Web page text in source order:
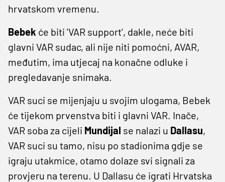
hrvatskom vremenu.
Bebek će biti 'VAR support', dakle, neće biti
glavni VAR sudac, ali nije niti pomoćni, AVAR,
međutim, ima utjecaj na konačne odluke i
pregledavanje snimaka.
VAR suci se mijenjaju u svojim ulogama, Bebek
će tijekom prvenstva biti i glavni VAR. Inače,
VAR soba za cijeli Mundijal se nalazi u Dallasu,
VAR suci su tamo, nisu po stadionima gdje se
igraju utakmice, otamo dolaze svi signali za
provjeru na terenu. U Dallasu će igrati Hrvatska